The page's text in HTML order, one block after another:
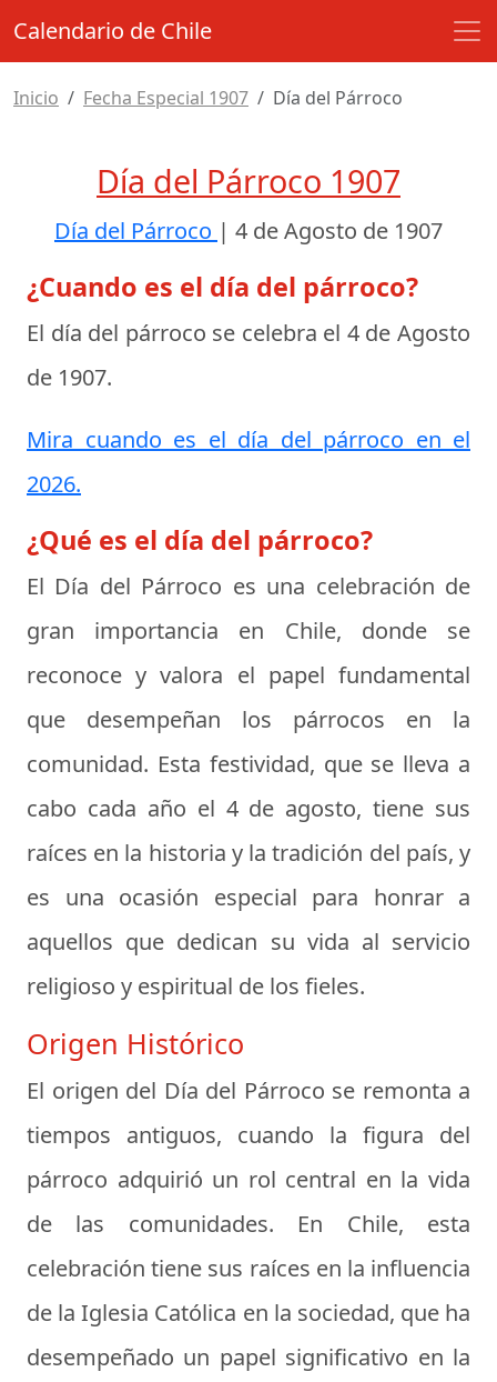
Calendario de Chile
Inicio Fecha Especial 1907 Día del Párroco
Día del Párroco 1907
Día del Párroco | 4 de Agosto de 1907
¿Cuando es el día del párroco?
El día del párroco se celebra el 4 de Agosto
de 1907.
Mira cuando es el día del párroco en el
2026.
¿Qué es el día del párroco?
El Día del Párroco es una celebración de
gran importancia en Chile, donde se
reconoce y valora el papel fundamental
que desempeñan los párrocos en la
comunidad. Esta festividad, que se lleva a
cabo cada año el 4 de agosto, tiene sus
raíces en la historia y la tradición del país, y
es una ocasión especial para honrar a
aquellos que dedican su vida al servicio
religioso y espiritual de los fieles.
Origen Histórico
El origen del Día del Párroco se remonta a
tiempos antiguos, cuando la figura del
párroco adquirió un rol central en la vida
de las comunidades. En Chile, esta
celebración tiene sus raíces en la influencia
de la Iglesia Católica en la sociedad, que ha
desempeñado un papel significativo en la